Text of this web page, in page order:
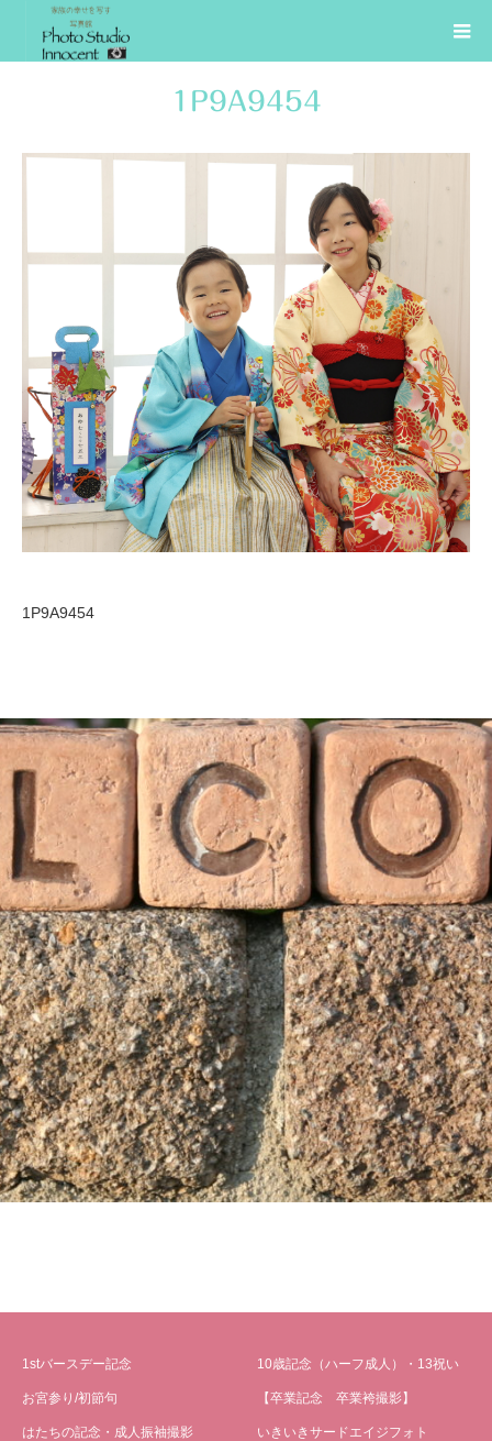
1P9A9454
1P9A9454
1stバースデー記念
お宮参り/初節句
はたちの記念・成人振袖撮影
10歳記念（ハーフ成人）・13祝い
【卒業記念 卒業袴撮影】
いきいきサードエイジフォト